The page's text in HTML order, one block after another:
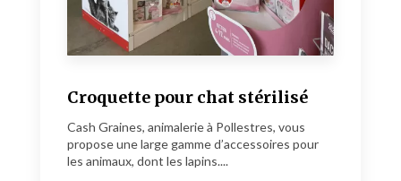
Croquette pour chat stérilisé
Cash Graines, animalerie à Pollestres, vous
propose une large gamme d’accessoires pour
les animaux, dont les lapins....